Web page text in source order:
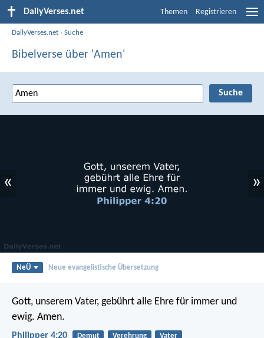
DailyVerses.net Themen Registrieren
DailyVerses.net ›Suche
Bibelverse über 'Amen'
« »
NeÜ Neue evangelistische Übersetzung
Gott, unserem Vater, gebührt alle Ehre für immer und
ewig. Amen.
Philipper 4:20 Demut Verehrung Vater